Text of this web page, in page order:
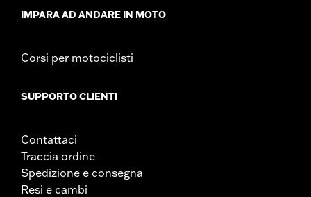
IMPARA AD ANDARE IN MOTO
Corsi per motociclisti
SUPPORTO CLIENTI
Contattaci
Traccia ordine
Spedizione e consegna
Resi e cambi